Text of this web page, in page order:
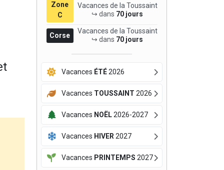
Zone
C
Vacances de la Toussaint
↪ dans 70 jours
Corse
Vacances de la Toussaint
↪ dans 70 jours
Vacances ÉTÉ2026
Vacances TOUSSAINT 2026
Vacances NOËL2026-2027
Vacances HIVER 2027
Vacances PRINTEMPS 2027